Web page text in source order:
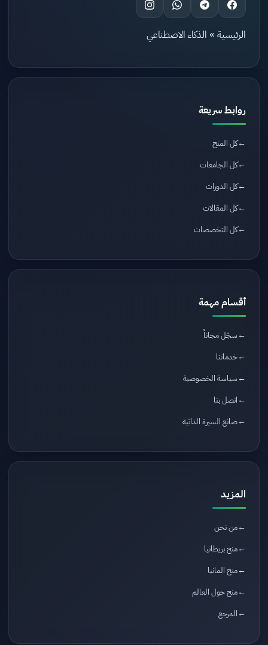
الرئيسية » الذكاء الاصطناعي
روابط سريعة
كل المنح
كل الجامعات
كل الدورات
كل المقالات
كل التخصصات
أقسام مهمة
سجّل مجاناً
خدماتنا
سياسة الخصوصية
اتصل بنا
صانع السيرة الذاتية
المزيد
من نحن
منح بريطانيا
منح المانيا
منح حول العالم
المرجع